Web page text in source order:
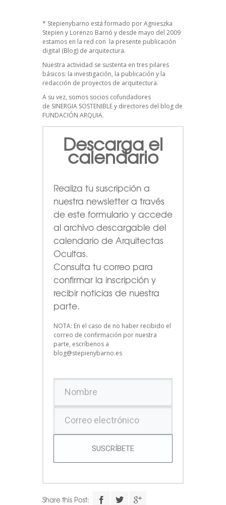
* Stepienybarno está formado por Agnieszka
Stepien y Lorenzo Barnó y desde mayo del 2009
estamos en la red con la presente publicación
digital (Blog) de arquitectura.
Nuestra actividad se sustenta en tres pilares
básicos: la investigación, la publicación y la
redacción de proyectos de arquitectura.
A su vez, somos socios cofundadores
de SINERGIA SOSTENIBLEy directores del blog de
FUNDACIÓN ARQUIA.
Descarga el
calendario
Realiza tu suscripción a
nuestra newsletter a través
de este formulario y accede
al archivo descargable del
calendario de Arquitectas
Ocultas.
Consulta tu correo para
confirmar la inscripción y
recibir noticias de nuestra
parte.
NOTA: En el caso de no haber recibido el
correo de confirmación por nuestra
parte, escríbenos a
blog@stepienybarno.es
SUSCRÍBETE
Share this Post: